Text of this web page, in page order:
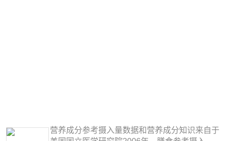
营养成分参考摄入量数据和营养成分知识来自于